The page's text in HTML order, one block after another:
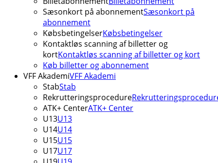
Sæsonkort på abonnementSæsonkort på
abonnement
KøbsbetingelserKøbsbetingelser
Kontaktløs scanning af billetter og
kortKontaktløs scanning af billetter og kort
Køb billetter og abonnement
VFF AkademiVFF Akademi
StabStab
Rekrutteringsprocedure
ATK+ CenterATK+ Center
U13U13
U14U14
U15U15
U17U17